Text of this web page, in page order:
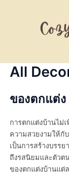
All
ของตกแต่ง
การตกแต่งบ้านไม่
ความสวยงามให้กั
เป็นการสร้างบรร
ถึงรสนิยมและตัวต
ของตกแต่งบ้านแต่